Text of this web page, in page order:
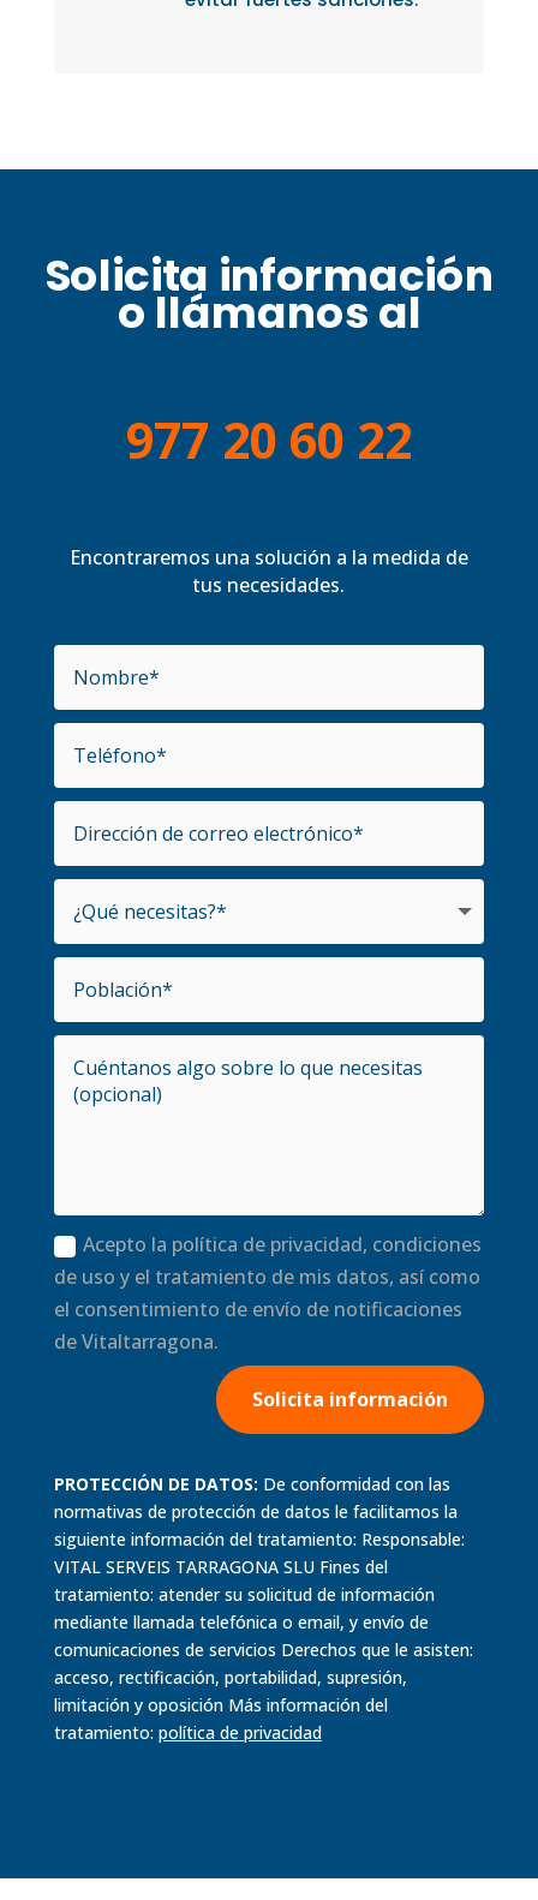
Solicita información
o llámanos al
977 20 60 22
Encontraremos una solución a la medida de
tus necesidades.
Acepto la política de privacidad, condiciones
de uso y el tratamiento de mis datos, así como
el consentimiento de envío de notificaciones
de Vitaltarragona.
Solicita información
PROTECCIÓN DE DATOS: De conformidad con las
normativas de protección de datos le facilitamos la
siguiente información del tratamiento: Responsable:
VITAL SERVEIS TARRAGONA SLU Fines del
tratamiento: atender su solicitud de información
mediante llamada telefónica o email, y envío de
comunicaciones de servicios Derechos que le asisten:
acceso, rectificación, portabilidad, supresión,
limitación y oposición Más información del
tratamiento: política deprivacidad